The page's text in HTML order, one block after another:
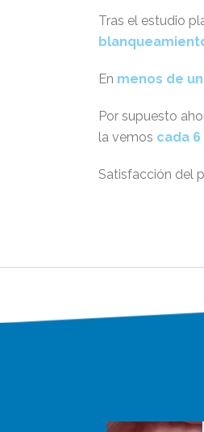
Tras el estudio
En menos de
Por supuesto
la vemos cada
Satisfacción del